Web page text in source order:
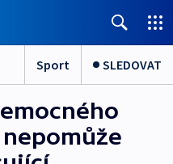
Sport SLEDOVAT